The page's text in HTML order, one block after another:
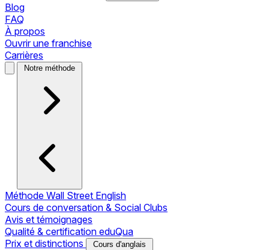
Blog
FAQ
À propos
Ouvrir une franchise
Carrières
Notre méthode
Méthode Wall Street English
Cours de conversation & Social Clubs
Avis et témoignages
Qualité & certification eduQua
Prix et distinctions
Cours d'anglais